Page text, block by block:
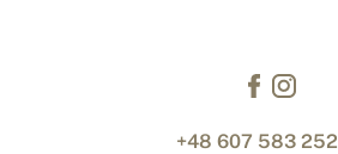
+48 607 583 252